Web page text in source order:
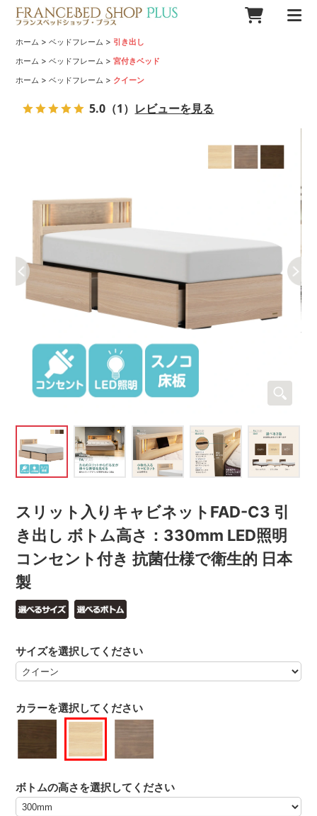
ホーム >ベッドフレーム > 引き出し
ホーム >ベッドフレーム >宮付きベッド
ホーム >ベッドフレーム > クイーン
スリット入りキャビネットFAD-C3 引
き出し ボトム高さ：330mm LED照明
コンセント付き 抗菌仕様で衛生的 日本
製
カラーを選択してください
サイズを選択してください
ボトムの高さを選択してください
5.0 （1） レビューを見る